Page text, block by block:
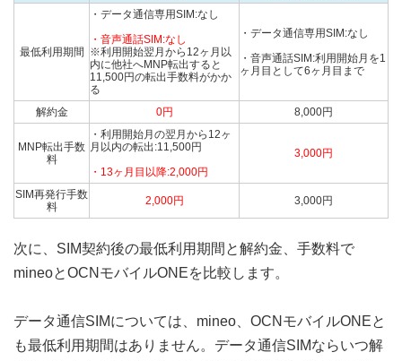
最低利用期間
・データ通信専用SIM:なし
・音声通話SIM:なし
※利用開始翌月から12ヶ月以
内に他社へMNP転出すると
11,500円の転出手数料がかか
る
・データ通信専用SIM:なし
・音声通話SIM:利用開始月を1
ヶ月目として6ヶ月目まで
解約金 0円 8,000円
MNP転出手数
料
・利用開始月の翌月から12ヶ
月以内の転出:11,500円
・13ヶ月目以降:2,000円
3,000円
SIM再発行手数
料
2,000円 3,000円
次に、SIM契約後の最低利用期間と解約金、手数料で
mineoとOCNモバイルONEを比較します。
データ通信SIMについては、mineo、OCNモバイルONEと
も最低利用期間はありません。データ通信SIMならいつ解